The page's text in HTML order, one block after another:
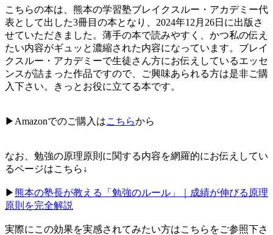
こちらの本は、熊本の学習塾ブレイクスルー・アカデミー代
表として出した3冊目の本となり、2024年12月26日に出版さ
せていただきました。薄手の本で読みやすく、かつ私の伝え
たい内容がギュッと濃縮された内容になっています。ブレイ
クスルー・アカデミーで生徒さん方にお伝えしているエッセ
ンスが詰まった作品ですので、ご興味あられる方は是非ご購
入下さい。きっとお役に立てる本です。
▶︎Amazonでのご購入はこちらから
なお、勉強の原理原則に関する内容を網羅的にお伝えしてい
るページはこちら↓
▶︎熊本の塾長が教える「勉強のルール」｜成績が伸びる原理
原則を完全解説
実際にこの効果を実感されてみたい方はこちらをご参照下さ